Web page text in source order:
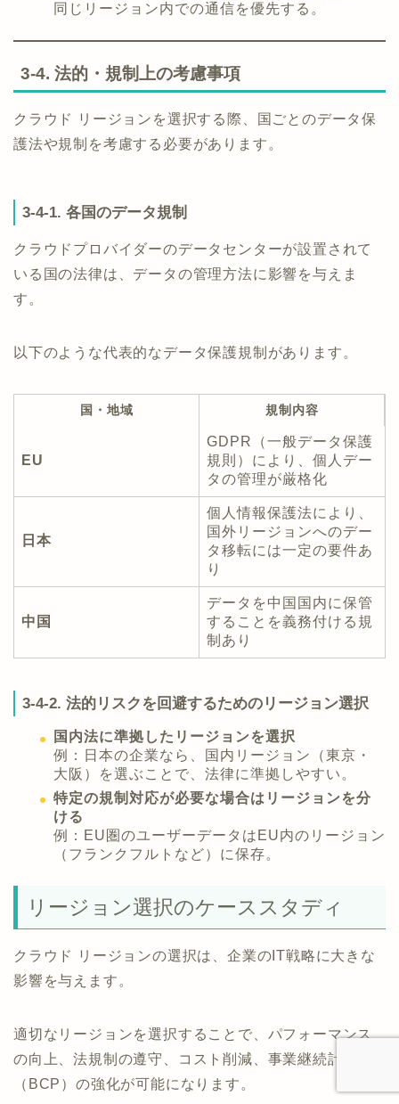
同じリージョン内での通信を優先する。
3-4. 法的・規制上の考慮事項
クラウド リージョンを選択する際、国ごとのデータ保
護法や規制を考慮する必要があります。
3-4-1. 各国のデータ規制
クラウドプロバイダーのデータセンターが設置されて
いる国の法律は、データの管理方法に影響を与えま
す。
以下のような代表的なデータ保護規制があります。
国・地域 規制内容
EU
GDPR（一般データ保護
規則）により、個人デー
タの管理が厳格化
日本
個人情報保護法により、
国外リージョンへのデー
タ移転には一定の要件あ
り
中国
データを中国国内に保管
することを義務付ける規
制あり
3-4-2. 法的リスクを回避するためのリージョン選択
国内法に準拠したリージョンを選択
例：日本の企業なら、国内リージョン（東京・
大阪）を選ぶことで、法律に準拠しやすい。
特定の規制対応が必要な場合はリージョンを分
ける
例：EU圏のユーザーデータはEU内のリージョン
（フランクフルトなど）に保存。
リージョン選択のケーススタディ
クラウド リージョンの選択は、企業のIT戦略に大きな
影響を与えます。
適切なリージョンを選択することで、パフォーマンス
の向上、法規制の遵守、コスト削減、事業継続計画
（BCP）の強化が可能になります。